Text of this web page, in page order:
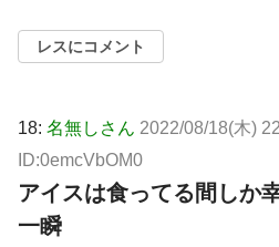
レスにコメント
18: 名無しさん 2022/08/18(木)
ID:0emcVbOM0
アイスは食ってる間しか
一瞬